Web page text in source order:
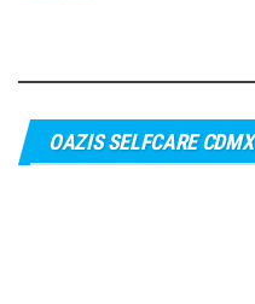
OAZIS SELFCARE CDMX